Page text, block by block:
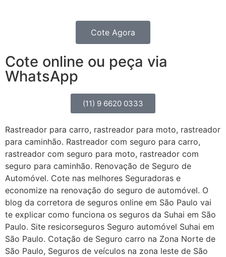
Cote Agora
Cote online ou peça via
WhatsApp
(11) 9 6620 0333
Rastreador para carro, rastreador para moto, rastreador
para caminhão. Rastreador com seguro para carro,
rastreador com seguro para moto, rastreador com
seguro para caminhão. Renovação de Seguro de
Automóvel. Cote nas melhores Seguradoras e
economize na renovação do seguro de automóvel. O
blog da corretora de seguros online em São Paulo vai
te explicar como funciona os seguros da Suhai em São
Paulo. Site resicorseguros Seguro automóvel Suhai em
São Paulo. Cotação de Seguro carro na Zona Norte de
São Paulo, Seguros de veículos na zona leste de São